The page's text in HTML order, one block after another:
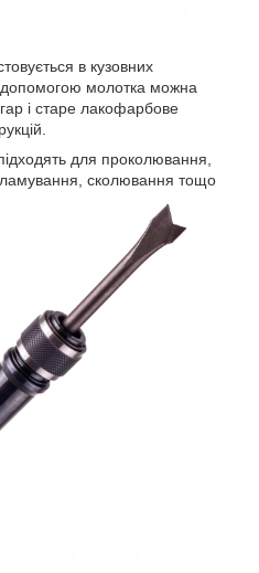
в кузовних
допомогою молотка можна
і старе лакофарбове
для проколювання,
сколювання тощо